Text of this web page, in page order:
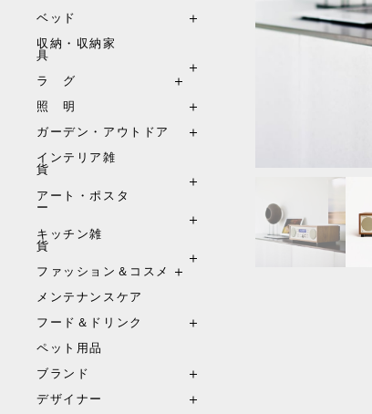
ベッド
収納・収納家
具
ラ グ
照 明
ガーデン・アウトドア
インテリア雑
貨
アート・ポスタ
ー
キッチン雑
貨
ファッション＆コスメ
メンテナンスケア
フード＆ドリンク
ペット用品
ブランド
デザイナー